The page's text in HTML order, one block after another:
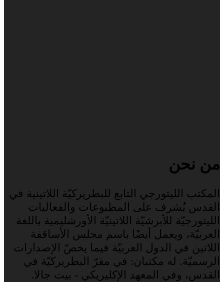
من نحن
المكتب الليتورجي التابع للبطريركيّة اللاتينية في
القدس يُشرف على المطبوعات والفعاليات
الليتورجيّة للأبرشيّة اللاتينيّة الأورشليمية باللغة
العربيّة، ويعمل أيضًا باسم مجلس الأساقفة
اللاتين في الدول العربيّة فيما يخصّ الإصدارات
الرسميّة. له مكتبان: في مقرّ البطريركيّة في
القدس، وفي المعهد الإكليريكي - بيت جالا.